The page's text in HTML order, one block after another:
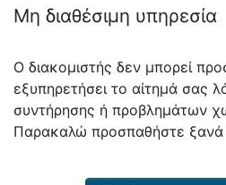
Μη διαθέσιμη υπηρεσία
Ο διακομιστής δεν μπορεί
εξυπηρετήσει το αίτημά σας
συντήρησης ή προβλημάτων
Παρακαλώ προσπαθήστε ξανά